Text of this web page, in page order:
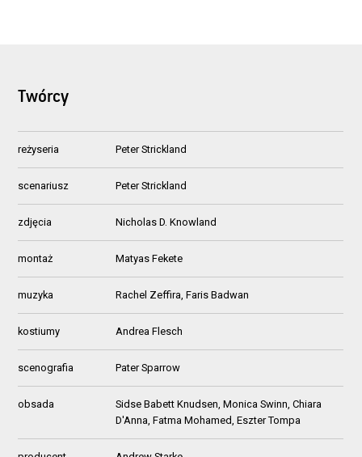
Twórcy
reżyseria Peter Strickland
scenariusz Peter Strickland
zdjęcia Nicholas D. Knowland
montaż Matyas Fekete
muzyka Rachel Zeffira, Faris Badwan
kostiumy Andrea Flesch
scenografia Pater Sparrow
obsada
Sidse Babett Knudsen, Monica Swinn, Chiara
D'Anna, Fatma Mohamed, Eszter Tompa